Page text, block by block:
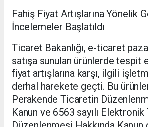
Fahiş Fiyat Artışlarına Yönelik
İncelemeler Başlatıldı
Ticaret Bakanlığı, e-ticaret
satışa sunulan ürünlerde tespit
fiyat artışlarına karşı, ilgili
derhal harekete geçti. Bu
Perakende Ticaretin
Kanun ve 6563 sayılı